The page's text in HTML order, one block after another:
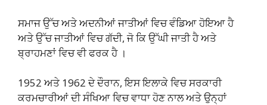
ਸਮਾਜ ਉੱਚ ਅਤੇ ਅਦਨੀਆਂ ਜਾਤੀਆਂ ਵਿਚ ਵੰਡਿਆ ਹੋਇਆ ਹੈ
ਅਤੇ ਉੱਚ ਜਾਤੀਆਂ ਵਿਚ ਗੱਦੀ, ਜੋ ਕਿ ਉੱਘੀ ਜਾਤੀ ਹੈ ਅਤੇ
ਬ੍ਰਾਹਮਣਾਂ ਵਿਚ ਵੀ ਫਰਕ ਹੈ ।
1952 ਅਤੇ 1962 ਦੇ ਦੌਰਾਨ, ਇਸ ਇਲਾਕੇ ਵਿਚ ਸਰਕਾਰੀ
ਕਰਮਚਾਰੀਆਂ ਦੀ ਸੰਖਿਆ ਵਿਚ ਵਾਧਾ ਹੋਣ ਨਾਲ ਅਤੇ ਉਨ੍ਹਾਂ